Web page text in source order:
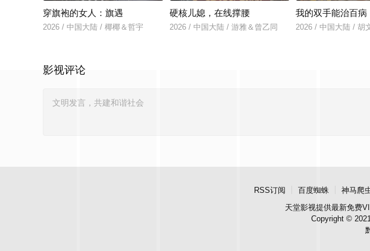
穿旗袍的女人：旗遇
2026 / 中国大陆 / 椰椰＆哲宇
硬核儿媳，在线撑腰
2026 / 中国大陆 / 游雅＆曾乙同
我的双手能治百病
2026 / 中国大陆 / 胡
影视评论
RSS订阅 百度蜘蛛 神马爬
天堂影视提供最新免费
Copyright ©